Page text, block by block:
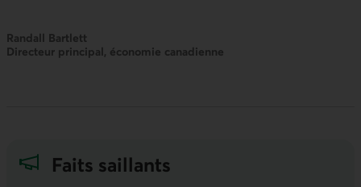
Randall Bartlett
Directeur principal, économie canadienne
Faits saillants